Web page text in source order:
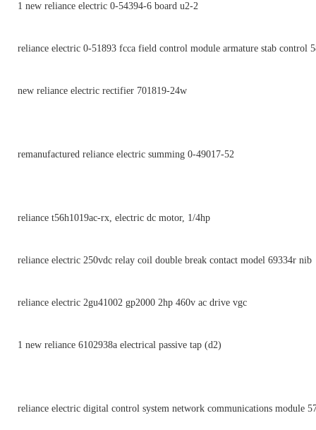
1 new reliance electric 0-54394-6 board u2-2
reliance electric 0-51893 fcca field control module armature stab control
new reliance electric rectifier 701819-24w
remanufactured reliance electric summing 0-49017-52
reliance t56h1019ac-rx, electric dc motor, 1/4hp
reliance electric 250vdc relay coil double break contact model 69334r nib
reliance electric 2gu41002 gp2000 2hp 460v ac drive vgc
1 new reliance 6102938a electrical passive tap (d2)
reliance electric digital control system network communications module